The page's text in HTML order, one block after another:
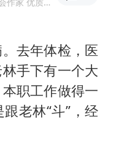
男子杀人后逃进深山21年活得像野人
985博士后被曝在妻子孕期出轨后续
公司“上四休三”但要降薪1000元
OpenAI为免费用户升级GPT-5.6 Luna
去年体检，医
手下有一个大
职工作做得一
老林“斗”，经